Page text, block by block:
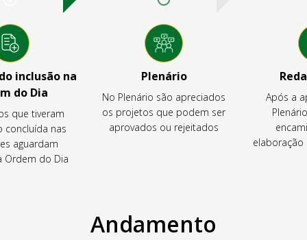
inclusão na
do Dia
que tiveram
concluída nas
aguardam
Ordem do Dia
Plenário
No Plenário são apreciados
os projetos que podem ser
aprovados ou rejeitados
Após a
elaboração
Andamento